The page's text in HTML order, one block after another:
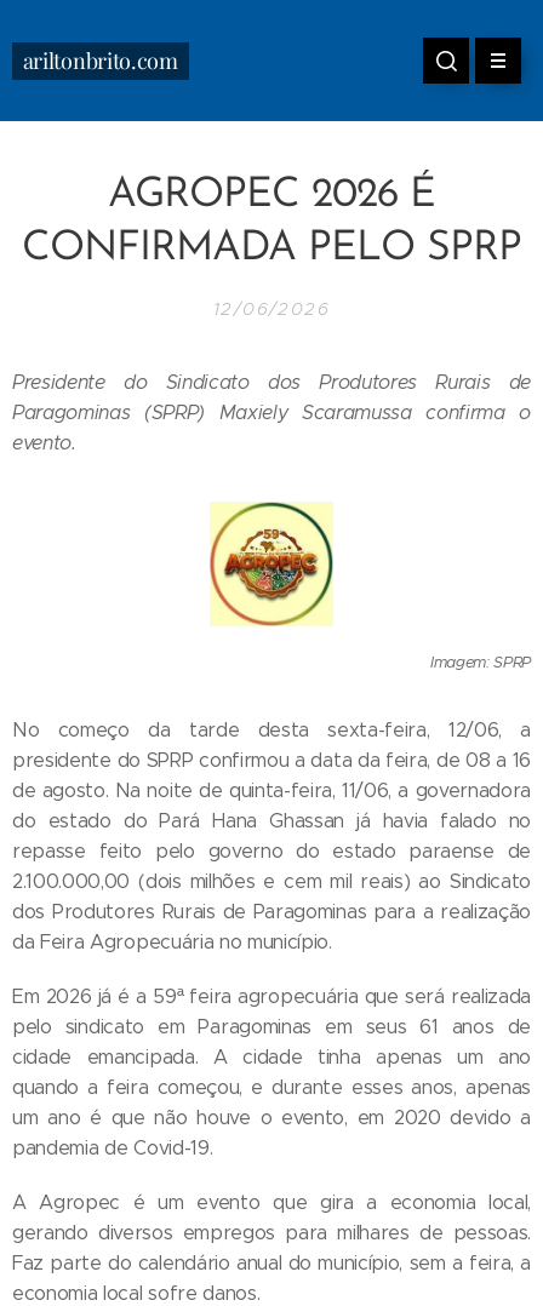
ariltonbrito.com
AGROPEC 2026 É
CONFIRMADA PELO SPRP
12/06/2026
Presidente do Sindicato dos Produtores Rurais de
Paragominas (SPRP) Maxiely Scaramussa confirma o
evento.
Imagem: SPRP
No começo da tarde desta sexta-feira, 12/06, a
presidente do SPRP confirmou a data da feira, de 08 a 16
de agosto. Na noite de quinta-feira, 11/06, a governadora
do estado do Pará Hana Ghassan já havia falado no
repasse feito pelo governo do estado paraense de
2.100.000,00 (dois milhões e cem mil reais) ao Sindicato
dos Produtores Rurais de Paragominas para a realização
da Feira Agropecuária no município.
Em 2026 já é a 59ª feira agropecuária que será realizada
pelo sindicato em Paragominas em seus 61 anos de
cidade emancipada. A cidade tinha apenas um ano
quando a feira começou, e durante esses anos, apenas
um ano é que não houve o evento, em 2020 devido a
pandemia de Covid-19.
A Agropec é um evento que gira a economia local,
gerando diversos empregos para milhares de pessoas.
Faz parte do calendário anual do município, sem a feira, a
economia local sofre danos.